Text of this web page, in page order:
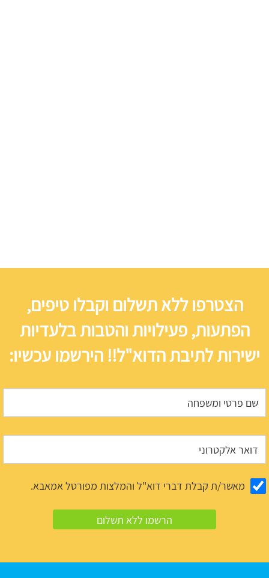
הצטרפו ללא תשלום וקבלו טיפים,
הפתעות, פעילויות והטבות בלעדיות
ישירות לתיבת הדוא"ל!! הירשמו עכשיו:
מאשר/ת קבלת דברי דוא"ל והמלצות מפורטל אמאבא.